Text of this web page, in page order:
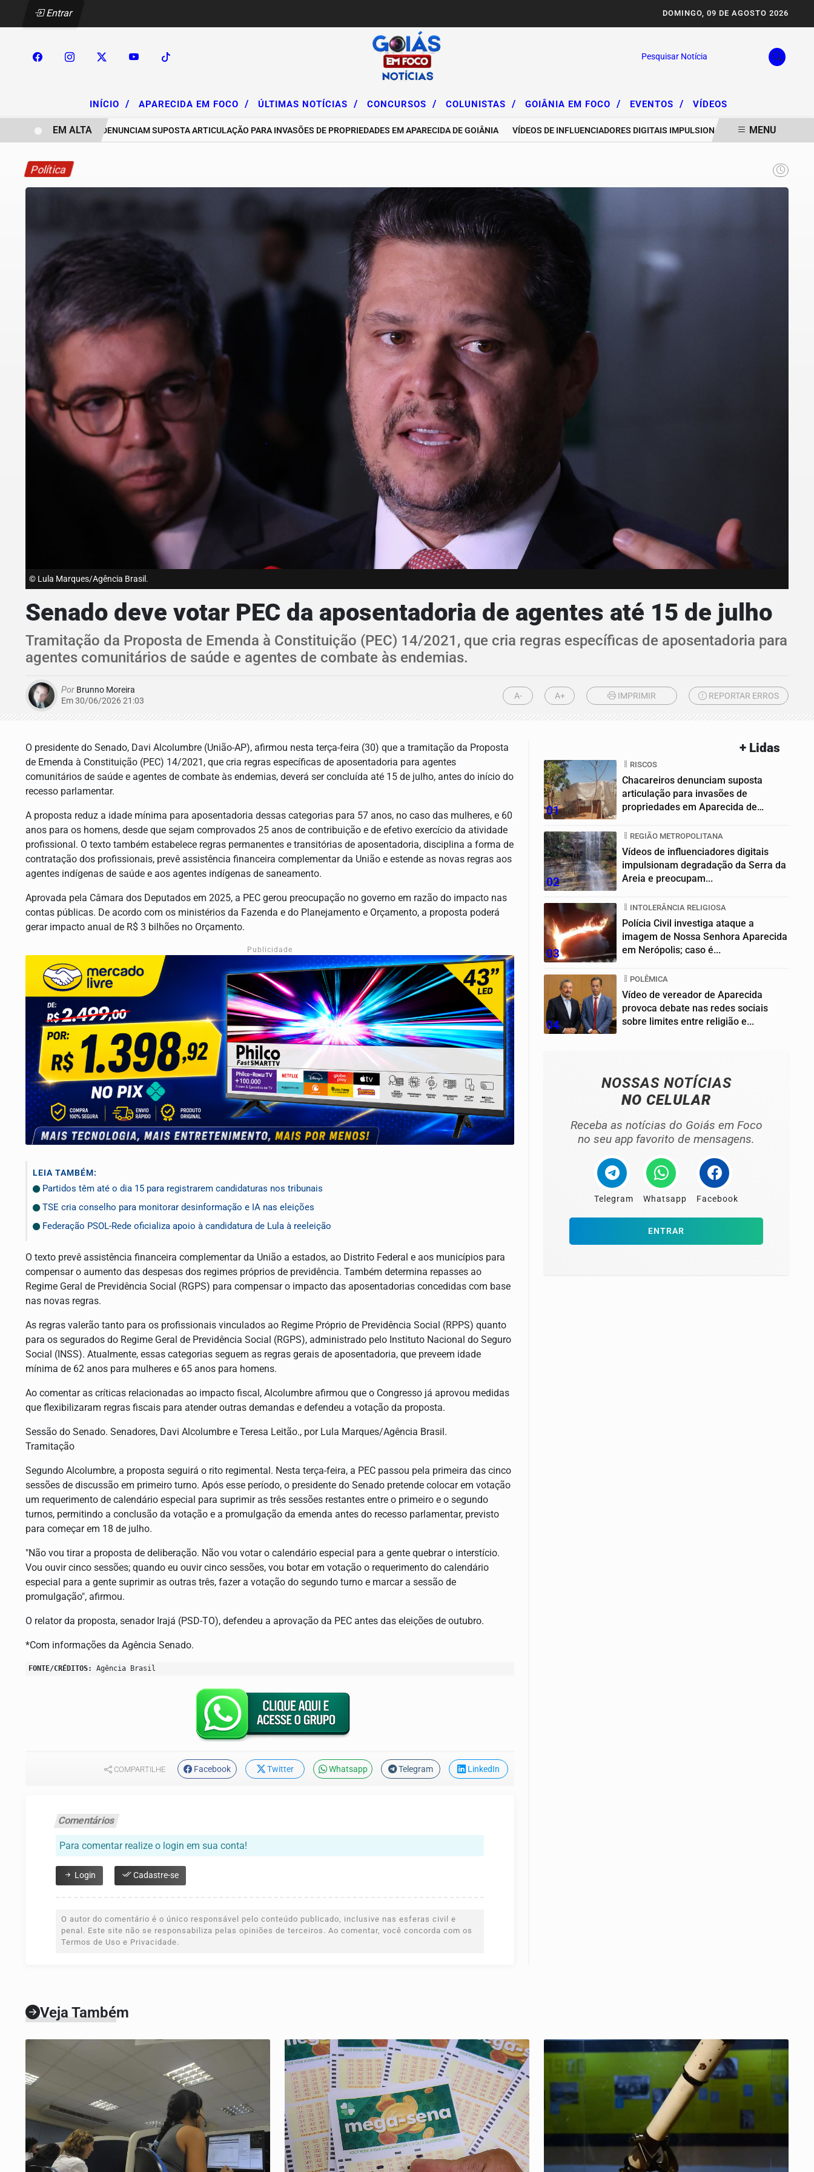
Entrar DOMINGO, 09 DE AGOSTO 2026
Pesquisar Notícia
INÍCIO / APARECIDA EM FOCO / ÚLTIMAS NOTÍCIAS / CONCURSOS / COLUNISTAS / GOIÂNIA EM FOCO / EVENTOS / VÍDEOS
CHACAREIROS DENUNCIAM SUPOSTA ARTICULAÇÃO PARA INVASÕES DE PROPRIEDADES EM APARECIDA DE GOIÂNIA VÍDEOS DE INFLUENCIADORES DIGITAIS IMPULSIONAM DEGRADAÇÃO DA SERRA
EM ALTA MENU
Política
© Lula Marques/Agência Brasil.
Senado deve votar PEC da aposentadoria de agentes até 15 de julho
Tramitação da Proposta de Emenda à Constituição (PEC) 14/2021, que cria regras específicas de aposentadoria para
agentes comunitários de saúde e agentes de combate às endemias.
Por Brunno Moreira
Em 30/06/2026 21:03
A- A+ IMPRIMIR REPORTAR ERROS
O presidente do Senado, Davi Alcolumbre (União-AP), afirmou nesta terça-feira (30) que a tramitação da Proposta
de Emenda à Constituição (PEC) 14/2021, que cria regras específicas de aposentadoria para agentes
comunitários de saúde e agentes de combate às endemias, deverá ser concluída até 15 de julho, antes do início do
recesso parlamentar.
A proposta reduz a idade mínima para aposentadoria dessas categorias para 57 anos, no caso das mulheres, e 60
anos para os homens, desde que sejam comprovados 25 anos de contribuição e de efetivo exercício da atividade
profissional. O texto também estabelece regras permanentes e transitórias de aposentadoria, disciplina a forma de
contratação dos profissionais, prevê assistência financeira complementar da União e estende as novas regras aos
agentes indígenas de saúde e aos agentes indígenas de saneamento.
Aprovada pela Câmara dos Deputados em 2025, a PEC gerou preocupação no governo em razão do impacto nas
contas públicas. De acordo com os ministérios da Fazenda e do Planejamento e Orçamento, a proposta poderá
gerar impacto anual de R$ 3 bilhões no Orçamento.
Publicidade
LEIA TAMBÉM:
Partidos têm até o dia 15 para registrarem candidaturas nos tribunais
TSE cria conselho para monitorar desinformação e IA nas eleições
Federação PSOL-Rede oficializa apoio à candidatura de Lula à reeleição
O texto prevê assistência financeira complementar da União a estados, ao Distrito Federal e aos municípios para
compensar o aumento das despesas dos regimes próprios de previdência. Também determina repasses ao
Regime Geral de Previdência Social (RGPS) para compensar o impacto das aposentadorias concedidas com base
nas novas regras.
As regras valerão tanto para os profissionais vinculados ao Regime Próprio de Previdência Social (RPPS) quanto
para os segurados do Regime Geral de Previdência Social (RGPS), administrado pelo Instituto Nacional do Seguro
Social (INSS). Atualmente, essas categorias seguem as regras gerais de aposentadoria, que preveem idade
mínima de 62 anos para mulheres e 65 anos para homens.
Ao comentar as críticas relacionadas ao impacto fiscal, Alcolumbre afirmou que o Congresso já aprovou medidas
que flexibilizaram regras fiscais para atender outras demandas e defendeu a votação da proposta.
Sessão do Senado. Senadores, Davi Alcolumbre e Teresa Leitão., por Lula Marques/Agência Brasil.
Tramitação
Segundo Alcolumbre, a proposta seguirá o rito regimental. Nesta terça-feira, a PEC passou pela primeira das cinco
sessões de discussão em primeiro turno. Após esse período, o presidente do Senado pretende colocar em votação
um requerimento de calendário especial para suprimir as três sessões restantes entre o primeiro e o segundo
turnos, permitindo a conclusão da votação e a promulgação da emenda antes do recesso parlamentar, previsto
para começar em 18 de julho.
"Não vou tirar a proposta de deliberação. Não vou votar o calendário especial para a gente quebrar o interstício.
Vou ouvir cinco sessões; quando eu ouvir cinco sessões, vou botar em votação o requerimento do calendário
especial para a gente suprimir as outras três, fazer a votação do segundo turno e marcar a sessão de
promulgação", afirmou.
O relator da proposta, senador Irajá (PSD-TO), defendeu a aprovação da PEC antes das eleições de outubro.
*Com informações da Agência Senado.
FONTE/CRÉDITOS: Agência Brasil
COMPARTILHE Facebook Twitter Whatsapp Telegram LinkedIn
Comentários
Para comentar realize o login em sua conta!
Login Cadastre-se
O autor do comentário é o único responsável pelo conteúdo publicado, inclusive nas esferas civil e
penal. Este site não se responsabiliza pelas opiniões de terceiros. Ao comentar, você concorda com os
Termos de Uso e Privacidade.
+ Lidas
01
RISCOS
Chacareiros denunciam suposta
articulação para invasões de
propriedades em Aparecida de
02
REGIÃO METROPOLITANA
Vídeos de influenciadores digitais
impulsionam degradação da Serra da
Areia e preocupam...
03
INTOLERÂNCIA RELIGIOSA
Polícia Civil investiga ataque a
imagem de Nossa Senhora Aparecida
em Nerópolis; caso é...
04
POLÊMICA
Vídeo de vereador de Aparecida
provoca debate nas redes sociais
sobre limites entre religião e...
NOSSAS NOTÍCIAS
NO CELULAR
Receba as notícias do Goiás em Foco
no seu app favorito de mensagens.
Telegram Whatsapp Facebook
ENTRAR
Veja Também